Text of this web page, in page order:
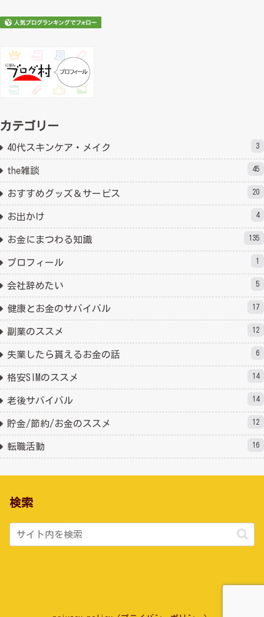
カテゴリー
40代スキンケア・メイク 3
the雑談 45
おすすめグッズ＆サービス 20
お出かけ 4
お金にまつわる知識 135
プロフィール 1
会社辞めたい 5
健康とお金のサバイバル 17
副業のススメ 12
失業したら貰えるお金の話 6
格安SIMのススメ 14
老後サバイバル 14
貯金/節約/お金のススメ 12
転職活動 16
検索